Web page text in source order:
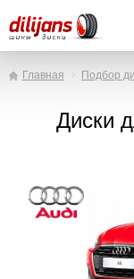
Главная Подбор
Диски